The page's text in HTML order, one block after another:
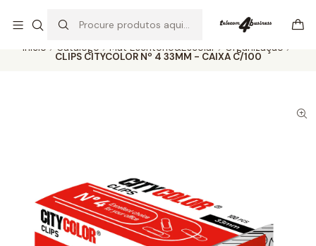
Ler mais
Início Catálogo Mat Escritório&Escolar Organização
CLIPS CITYCOLOR Nº 4 33MM - CAIXA C/100